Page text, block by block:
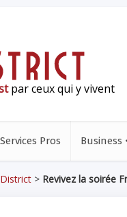
par ceux qui y vivent
Services Pros Business
> Revivez la soirée